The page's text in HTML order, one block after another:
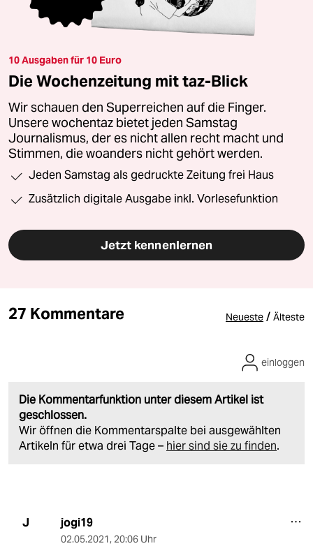
10 Ausgaben für 10 Euro
Die Wochenzeitung mit taz-Blick
Wir schauen den Superreichen auf die Finger.
Unsere wochentaz bietet jeden Samstag
Journalismus, der es nicht allen recht macht und
Stimmen, die woanders nicht gehört werden.
Jeden Samstag als gedruckte Zeitung frei Haus
Zusätzlich digitale Ausgabe inkl. Vorlesefunktion
Jetzt kennenlernen
27 Kommentare Neueste / Älteste
Die Kommentarfunktion unter diesem Artikel ist
geschlossen.
Wir öffnen die Kommentarspalte bei ausgewählten
Artikeln für etwa drei Tage – hier sind sie zu finden.
einloggen
J jogi19
02.05.2021, 20:06 Uhr